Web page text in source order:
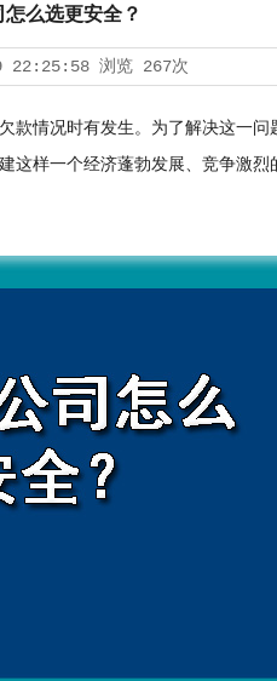
么选更安全？
22:25:58 浏览 267次
情况时有发生。为了解决这一问
样一个经济蓬勃发展、竞争激